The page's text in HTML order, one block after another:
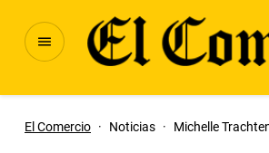
El Comercio · Noticias · Michelle